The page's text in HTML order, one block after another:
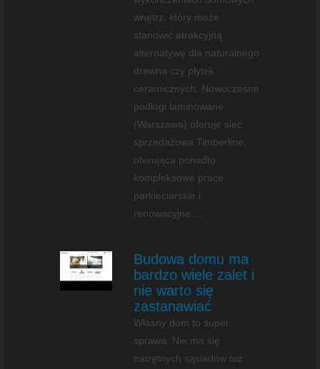
wnętrz, który może
stanowić atrakcyjną
alternatywę dla naturalnego
drewna czy płytek
ceramicznych. Nowoczesne
podłogi laminowane
(Warszawa) oferuje sieć
sprzedażowa Timberline,
oferująca ponadto
kompleksowe prace
parkieciarskie i
renowacyjne,...
Budowa domu ma
bardzo wiele zalet i
nie warto się
zastanawiać
Własny dom to super
sprawa. Nie ma się
natrętnych sąsiadów tuż